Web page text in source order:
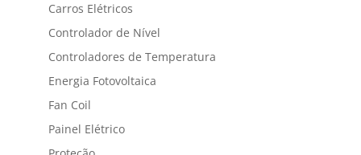
Carros Elétricos
Controlador de Nível
Controladores de Temperatura
Energia Fotovoltaica
Fan Coil
Painel Elétrico